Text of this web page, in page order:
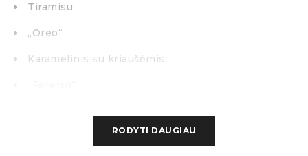
Tiramisu
„Oreo“
Karamelinis su kriaušėmis
RODYTI DAUGIAU